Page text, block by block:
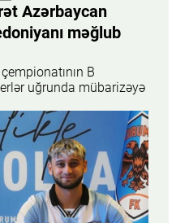
Azərbaycan
məğlub
B
uğrunda mübarizəyə